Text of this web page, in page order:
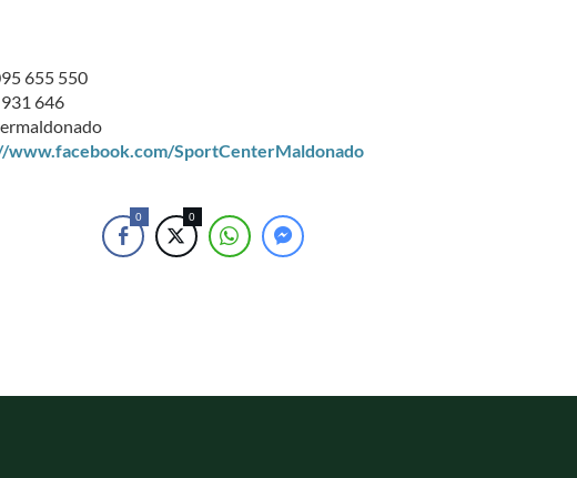
655 550
646
www.facebook.com/SportCenterMaldonado
0 0